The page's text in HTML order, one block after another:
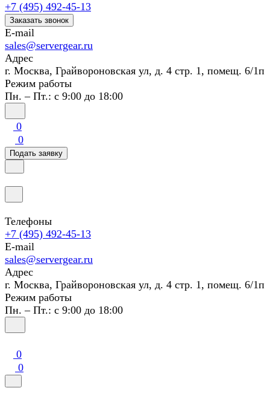
+7 (495) 492-45-13
Заказать звонок
E-mail
sales@servergear.ru
Адрес
г. Москва, Грайвороновская ул, д. 4 стр. 1, помещ. 6/1п
Режим работы
Пн. – Пт.: с 9:00 до 18:00
0
0
Подать заявку
Телефоны
+7 (495) 492-45-13
E-mail
sales@servergear.ru
Адрес
г. Москва, Грайвороновская ул, д. 4 стр. 1, помещ. 6/1п
Режим работы
Пн. – Пт.: с 9:00 до 18:00
0
0